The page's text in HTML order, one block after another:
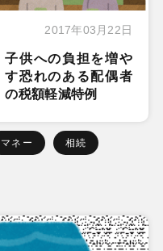
2017年03月22日
子供への負担を増や
す恐れのある配偶者
の税額軽減特例
マネー 相続